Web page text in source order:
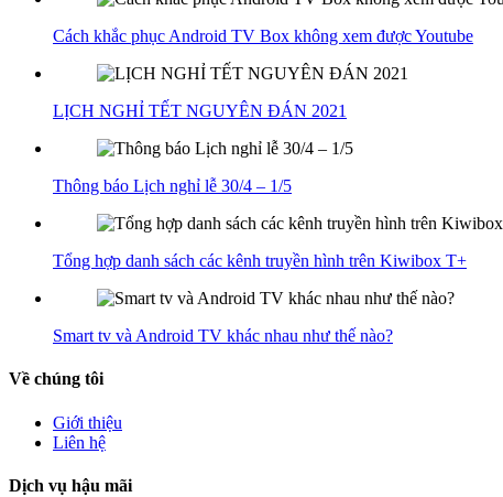
Cách khắc phục Android TV Box không xem được Youtube
LỊCH NGHỈ TẾT NGUYÊN ĐÁN 2021
Thông báo Lịch nghỉ lễ 30/4 – 1/5
Tổng hợp danh sách các kênh truyền hình trên Kiwibox T+
Smart tv và Android TV khác nhau như thế nào?
Về chúng tôi
Giới thiệu
Liên hệ
Dịch vụ hậu mãi